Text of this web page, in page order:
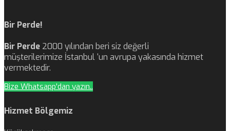
Bir Perde!
Bir Perde 2000 yılından beri siz değerli
müşterilerimize İstanbul ‘un avrupa yakasında hizmet
vermektedir.
Bize Whatsapp'dan yazın..
Hizmet Bölgemiz